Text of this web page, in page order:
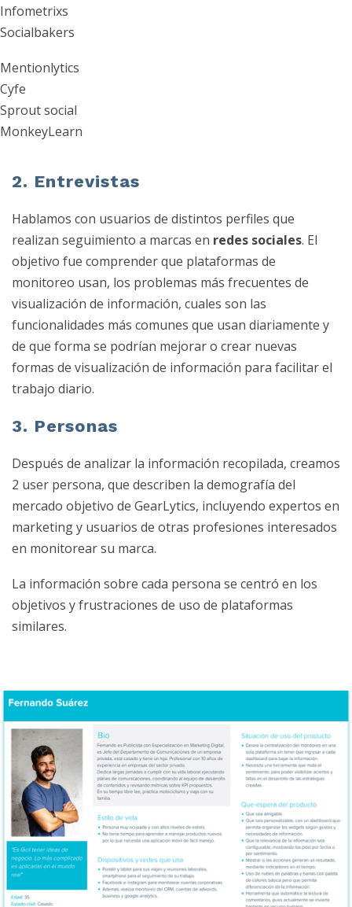
Infometrixs
Socialbakers
Mentionlytics
Cyfe
Sprout social
MonkeyLearn
2. Entrevistas
Hablamos con usuarios de distintos perfiles que
realizan seguimiento a marcas en redes sociales. El
objetivo fue comprender que plataformas de
monitoreo usan, los problemas más frecuentes de
visualización de información, cuales son las
funcionalidades más comunes que usan diariamente y
de que forma se podrían mejorar o crear nuevas
formas de visualización de información para facilitar el
trabajo diario.
3. Personas
Después de analizar la información recopilada, creamos
2 user persona, que describen la demografía del
mercado objetivo de GearLytics, incluyendo expertos en
marketing y usuarios de otras profesiones interesados
en monitorear su marca.
La información sobre cada persona se centró en los
objetivos y frustraciones de uso de plataformas
similares.